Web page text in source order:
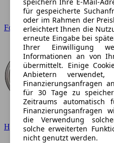
Ford
Hyundai
für gespeicherte
oder im Rahmen der
erleichtert Ihnen die
erneute Eingabe bei
Ihrer Einwilligung
Informationen an von
übermittelt. Einige
Anbietern
Finanzierungsanfragen
für 30 Tage zu
Zeitraums
Finanzierungsanfragen
die Verwendung
solche erweiterten
nicht genutzt werden.